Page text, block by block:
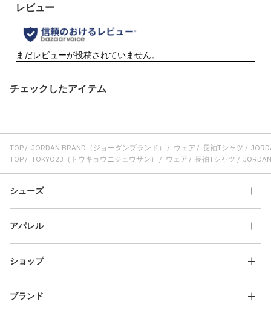
チェックしたアイテム
TOP JORDAN BRAND（ジョーダンブランド） ウェア 長袖Tシャツ
TOP
TOKYO23（トウキョウニジュウサン） ウェア 長袖Tシャツ
シューズ
アパレル
ショップ
ブランド